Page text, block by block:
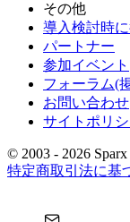
その他
導入検討時
パートナー
参加イベント
フォーラム(
お問い合わせ
サイトポリ
© 2003 - 2026 Sparx
特定商取引法に基